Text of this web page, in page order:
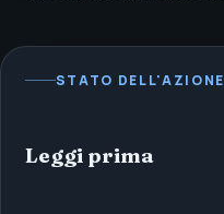
STATO DELL'AZIONE
Leggi prima